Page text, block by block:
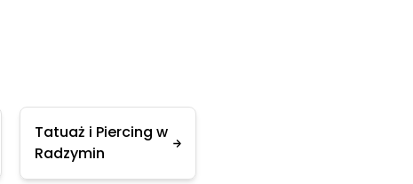
Tatuaż i Piercing w
Radzymin